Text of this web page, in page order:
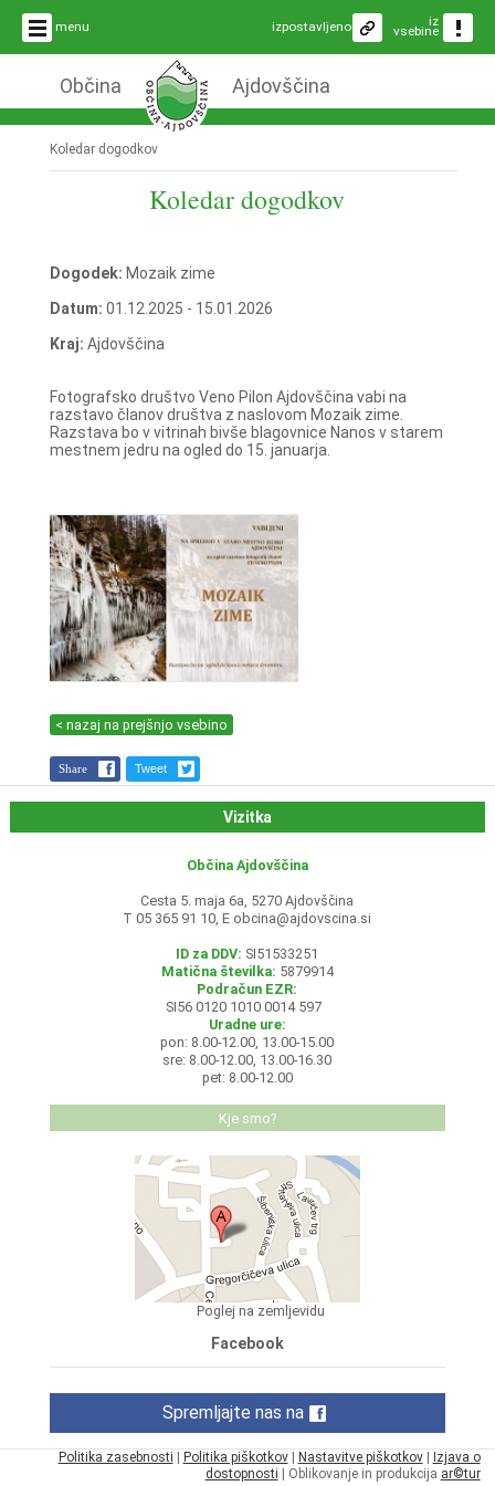
menu iz
vsebine
izpostavljeno
Občina Ajdovščina
Koledar dogodkov
Koledar dogodkov
Dogodek: Mozaik zime
Datum: 01.12.2025 - 15.01.2026
Kraj: Ajdovščina
Fotografsko društvo Veno Pilon Ajdovščina vabi na
razstavo članov društva z naslovom Mozaik zime.
Razstava bo v vitrinah bivše blagovnice Nanos v starem
mestnem jedru na ogled do 15. januarja.
< nazaj na prejšnjo vsebino
Share Tweet
Vizitka
Občina Ajdovščina
Cesta 5. maja 6a, 5270 Ajdovščina
T 05 365 91 10, E obcina@ajdovscina.si
ID za DDV: SI51533251
Matična številka: 5879914
Podračun EZR:
SI56 0120 1010 0014 597
Uradne ure:
pon: 8.00-12.00, 13.00-15.00
sre: 8.00-12.00, 13.00-16.30
pet: 8.00-12.00
Kje smo?
Poglej na zemljevidu
Facebook
Spremljajte nas na
Politika zasebnosti | Politika piškotkov| Nastavitve piškotkov| Izjava o
dostopnosti | Oblikovanje in produkcija ar©tur